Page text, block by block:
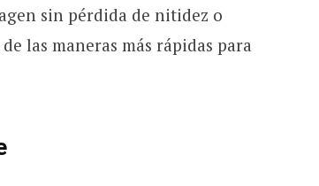
sin pérdida de nitidez o
las maneras más rápidas para